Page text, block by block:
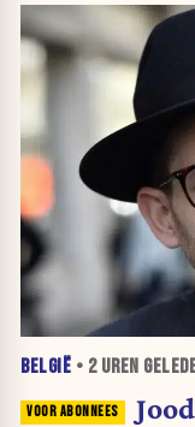
BELGIË • 2 UREN